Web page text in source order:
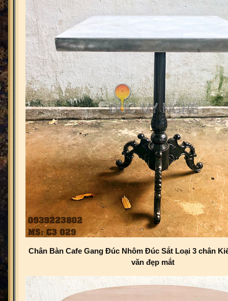
Chân Bàn Cafe Gang Đúc Nhôm Đúc Sắt Loại 3 chân
văn đẹp mắt